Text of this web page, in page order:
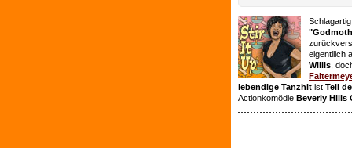
eigentllich
Willis ,
lebendige Tanzhit ist Teil
Actionkomödie Beverly Hills